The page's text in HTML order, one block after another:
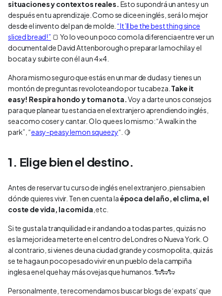
situaciones y contextos reales. Esto supondrá un antes y un
después en tu aprendizaje. Como se dice en inglés, será lo mejor
desde el invento del pan de molde.“It’ll be the best thing since
sliced bread!” 🍞 Yo lo veo un poco como la diferencia entre ver un
documental de David Attenborough o preparar la mochila y el
bocata y subirte con él a un 4×4.
Ahora mismo seguro que estás en un mar de dudas y tienes un
montón de preguntas revoloteando por tu cabeza. Take it
easy! Respira hondo y toma nota.Voy a darte unos consejos
para que planear tu estancia en el extranjero aprendiendo inglés,
sea como coser y cantar. O lo que es lo mismo: “A walk in the
park”, “easy-peasy lemon squeezy“. 🍋
1. Elige bien el destino.
Antes de reservar tu curso de inglés en el extranjero, piensa bien
dónde quieres vivir. Ten en cuenta laépoca del año, el clima, el
coste de vida, la comida , etc.
Si te gusta la tranquilidad e ir andando a todas partes, quizás no
es la mejor idea meterte en el centro de Londres o Nueva York. O
al contrario, si vienes de una ciudad grande y cosmopolita, quizás
se te haga un poco pesado vivir en un pueblo de la campiña
inglesa en el que hay más ovejas que humanos. 🐑🐑🐑
Personalmente, te recomendamos buscar blogs de ‘expats’ que